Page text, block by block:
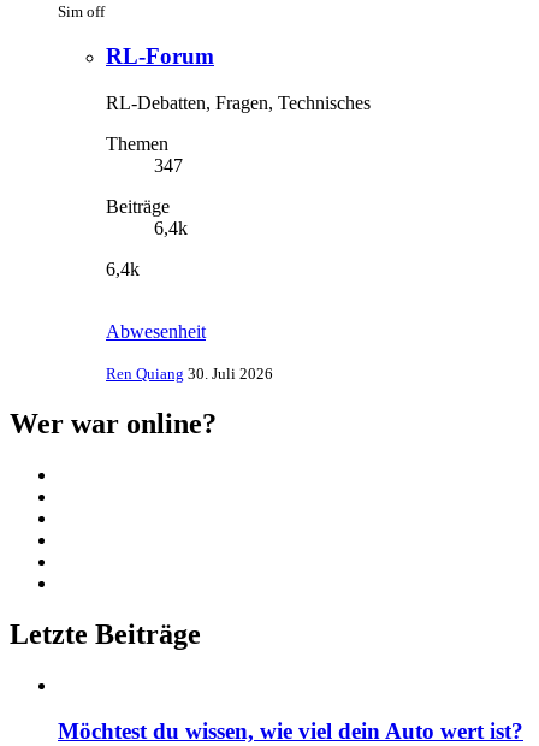
Sim off
RL-Forum
RL-Debatten, Fragen, Technisches
Themen
347
Beiträge
6,4k
6,4k
Abwesenheit
Ren Quiang 30. Juli 2026
Wer war online?
Letzte Beiträge
Möchtest du wissen, wie viel dein Auto wert ist?